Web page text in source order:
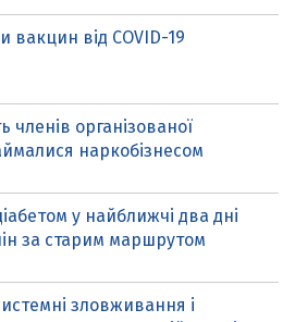
вакцин від COVID-19
членів організованої
наркобізнесом
у найближчі два дні
за старим маршрутом
зловживання і